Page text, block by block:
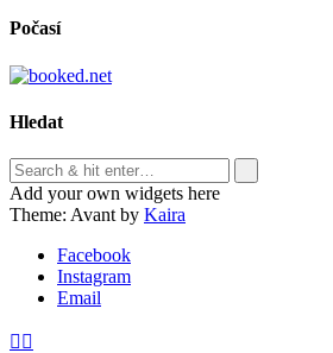
Počasí
Hledat
Add your own widgets here
Theme: Avant by Kaira
Facebook
Instagram
Email